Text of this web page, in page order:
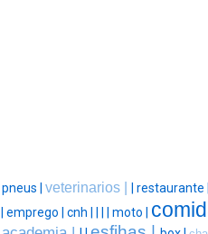
pneus | veterinarios | restaurante |
emprego | cnh | moto |